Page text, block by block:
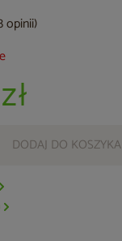
opinii)
DODAJ DO KOSZYKA